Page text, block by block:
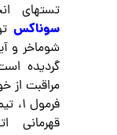
تستهای
سوناکس
مراقبت از
قهرمانی